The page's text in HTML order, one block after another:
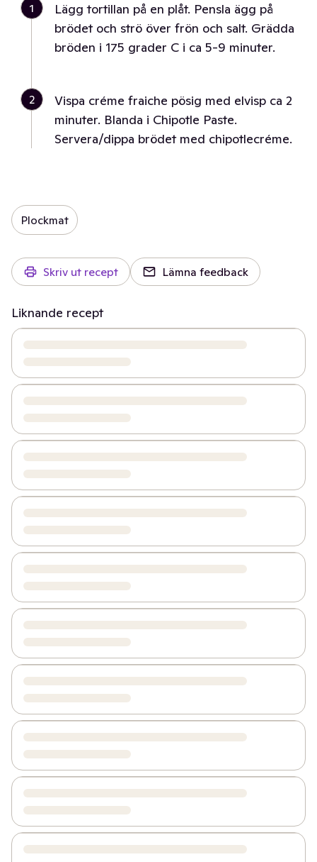
1
Lägg tortillan på en plåt. Pensla ägg på
brödet och strö över frön och salt. Grädda
bröden i 175 grader C i ca 5-9 minuter.
2
Vispa créme fraiche pösig med elvisp ca 2
minuter. Blanda i Chipotle Paste.
Servera/dippa brödet med chipotlecréme.
Plockmat
Skriv ut recept Lämna feedback
Liknande recept